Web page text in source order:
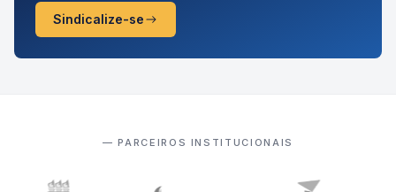
Sindicalize-se
— PARCEIROS INSTITUCIONAIS